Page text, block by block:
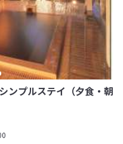
ンプルステイ（夕食・朝